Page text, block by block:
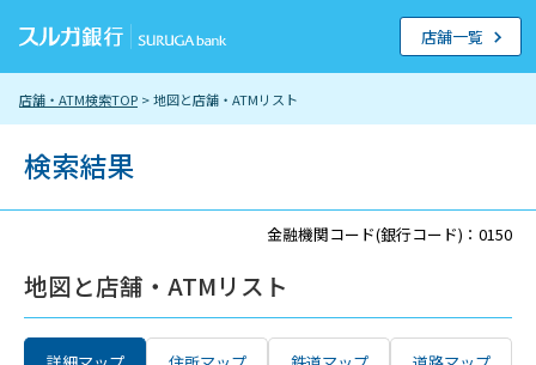
店舗・ATM検索TOP > 地図と店舗・ATMリスト
店舗一覧
検索結果
金融機関コード(銀行コード)：0150
地図と店舗・ATMリスト